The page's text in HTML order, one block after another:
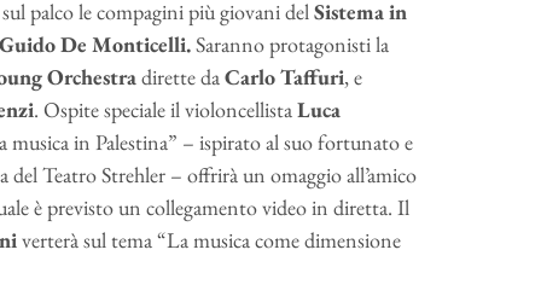
palco le compagini più giovani delSistema in
De Monticelli.Saranno protagonisti la
Orchestradirette daCarlo Taffuri, e
. Ospite speciale il violoncellistaLuca
in Palestina” – ispirato al suo fortunato e
del Teatro Strehler – offrirà un omaggio all’amico
è previsto un collegamento video in diretta. Il
verterà sul tema “La musica come dimensione